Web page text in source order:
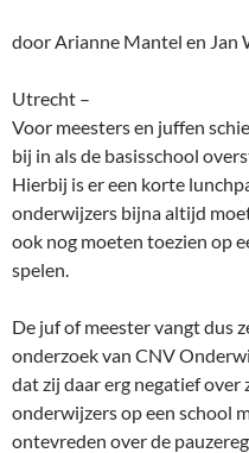
door Arianne Mantel en Jan
Utrecht –
Voor meesters en juffen
bij in als de basisschool
Hierbij is er een korte
onderwijzers bijna altijd
ook nog moeten toezien op
spelen.
De juf of meester vangt dus
onderzoek van CNV
dat zij daar erg negatief over
onderwijzers op een school
ontevreden over de